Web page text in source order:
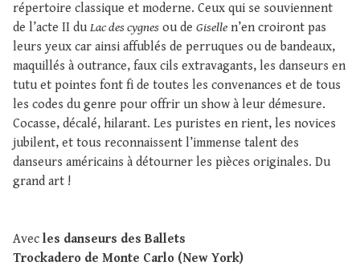
répertoire classique et moderne. Ceux qui se souviennent
de l’acte II du Lac des cygnes ou de Giselle n’en croiront pas
leurs yeux car ainsi affublés de perruques ou de bandeaux,
maquillés à outrance, faux cils extravagants, les danseurs en
tutu et pointes font fi de toutes les convenances et de tous
les codes du genre pour offrir un show à leur démesure.
Cocasse, décalé, hilarant. Les puristes en rient, les novices
jubilent, et tous reconnaissent l’immense talent des
danseurs américains à détourner les pièces originales. Du
grand art !
Avec les danseurs des Ballets
Trockadero de Monte Carlo (New York)